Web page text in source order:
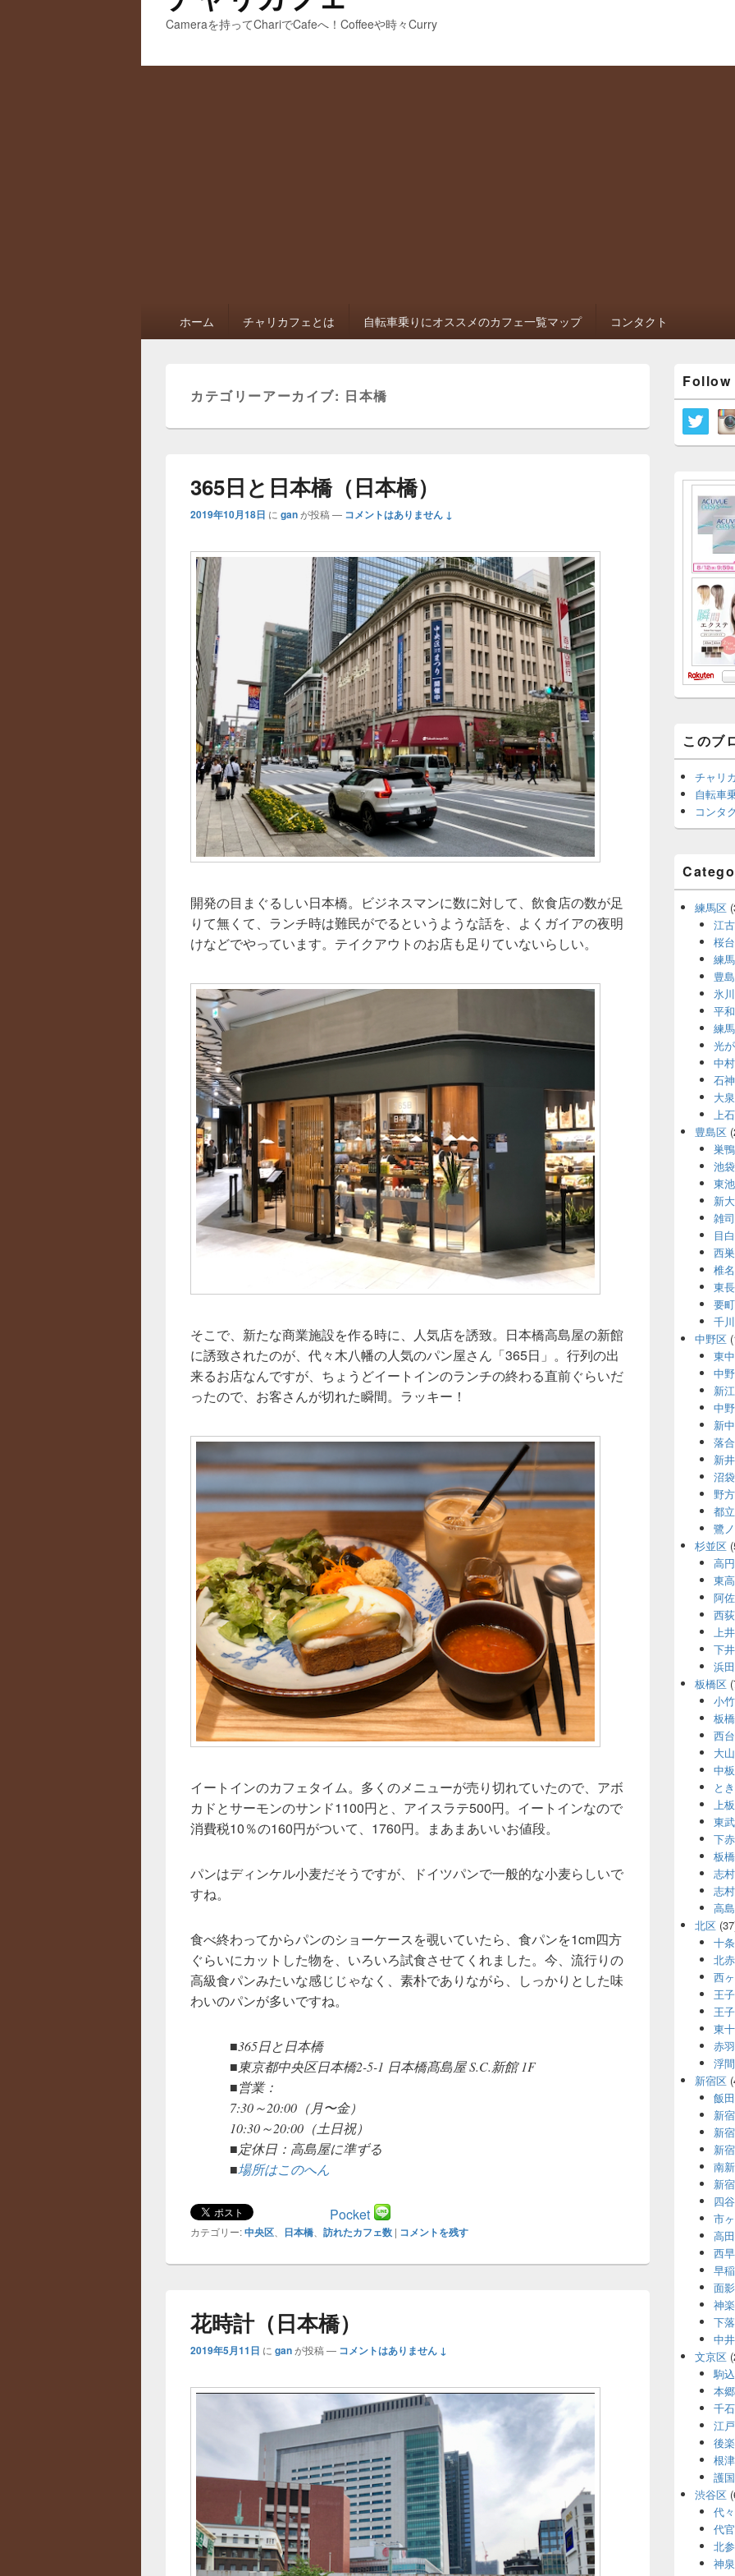
Cameraを持ってChariでCafeへ！Coffeeや時々Curry
ホーム チャリカフェとは 自転車乗りにオススメのカフェ一覧マップ コンタクト
カテゴリーアーカイブ: 日本橋
365日と日本橋（日本橋）
2019年10月18日 に ganが投稿 — コメントはありません ↓
開発の目まぐるしい日本橋。ビジネスマンに数に対して、飲食店の数が足
りて無くて、ランチ時は難民がでるというような話を、よくガイアの夜明
けなどでやっています。テイクアウトのお店も足りていないらしい。
そこで、新たな商業施設を作る時に、人気店を誘致。日本橋高島屋の新館
に誘致されたのが、代々木八幡の人気のパン屋さん「365日」。行列の出
来るお店なんですが、ちょうどイートインのランチの終わる直前ぐらいだ
ったので、お客さんが切れた瞬間。ラッキー！
イートインのカフェタイム。多くのメニューが売り切れていたので、アボ
カドとサーモンのサンド1100円と、アイスラテ500円。イートインなので
消費税10％の160円がついて、1760円。まあまあいいお値段。
パンはディンケル小麦だそうですが、ドイツパンで一般的な小麦らしいで
すね。
食べ終わってからパンのショーケースを覗いていたら、食パンを1cm四方
ぐらいにカットした物を、いろいろ試食させてくれました。今、流行りの
高級食パンみたいな感じじゃなく、素朴でありながら、しっかりとした味
わいのパンが多いですね。
■365日と日本橋
■東京都中央区日本橋2-5-1 日本橋髙島屋 S.C.新館 1F
■営業：
7:30～20:00（月〜金）
10:30～20:00（土日祝）
■定休日：高島屋に準ずる
■場所はこのへん
Pocket
カテゴリー:中央区 日本橋 訪れたカフェ数 | コメントを残す
花時計（日本橋）
2019年5月11日 に ganが投稿 — コメントはありません ↓
イ
ン
サ
ド
このブ
チャリ
自転車
コンタ
練馬区
江
桜台
練馬
豊
氷
平
練
光
中
石
大
上
豊島区
巣鴨
池袋
東
新
雑
目白
西
椎
東
要町
千川
中野区
東
中野
新
中
新
落合
新
沼袋
野方
都
鷺
杉並区
高
東
阿
西
上
下
浜
板橋区
小
板
西台
大山
中
と
上
東
下
板
志
志
高
北区
十条
北
西
王子
王
東
赤羽
浮
新宿区
飯
新宿
新
新
南
新
四
市
高
西
早
面
神
下
中井
文京区
駒込
本
千石
江
後
根津
護
渋谷区
代
代
北
神泉